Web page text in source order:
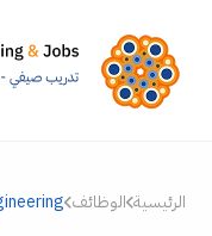
الرئيسية الوظائف